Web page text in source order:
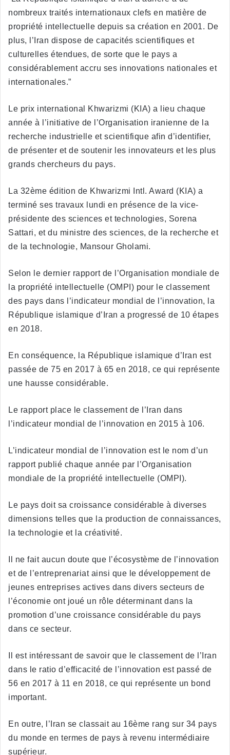
nombreux traités internationaux clefs en matière de
propriété intellectuelle depuis sa création en 2001. De
plus, l’Iran dispose de capacités scientifiques et
culturelles étendues, de sorte que le pays a
considérablement accru ses innovations nationales et
internationales.”
Le prix international Khwarizmi (KIA) a lieu chaque
année à l’initiative de l’Organisation iranienne de la
recherche industrielle et scientifique afin d’identifier,
de présenter et de soutenir les innovateurs et les plus
grands chercheurs du pays.
La 32ème édition de Khwarizmi Intl. Award (KIA) a
terminé ses travaux lundi en présence de la vice-
présidente des sciences et technologies, Sorena
Sattari, et du ministre des sciences, de la recherche et
de la technologie, Mansour Gholami.
Selon le dernier rapport de l’Organisation mondiale de
la propriété intellectuelle (OMPI) pour le classement
des pays dans l’indicateur mondial de l’innovation, la
République islamique d’Iran a progressé de 10 étapes
en 2018.
En conséquence, la République islamique d’Iran est
passée de 75 en 2017 à 65 en 2018, ce qui représente
une hausse considérable.
Le rapport place le classement de l’Iran dans
l’indicateur mondial de l’innovation en 2015 à 106.
L’indicateur mondial de l’innovation est le nom d’un
rapport publié chaque année par l’Organisation
mondiale de la propriété intellectuelle (OMPI).
Le pays doit sa croissance considérable à diverses
dimensions telles que la production de connaissances,
la technologie et la créativité.
Il ne fait aucun doute que l’écosystème de l’innovation
et de l’entreprenariat ainsi que le développement de
jeunes entreprises actives dans divers secteurs de
l’économie ont joué un rôle déterminant dans la
promotion d’une croissance considérable du pays
dans ce secteur.
Il est intéressant de savoir que le classement de l’Iran
dans le ratio d’efficacité de l’innovation est passé de
56 en 2017 à 11 en 2018, ce qui représente un bond
important.
En outre, l’Iran se classait au 16ème rang sur 34 pays
du monde en termes de pays à revenu intermédiaire
supérieur.